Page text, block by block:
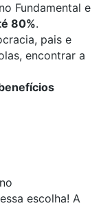
Fundamental e
80%.
pais e
encontrar a
escolha! A